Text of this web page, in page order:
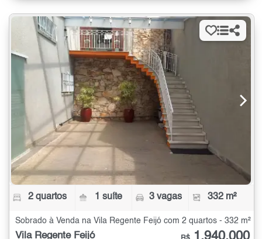
2 quartos 1 suíte 3 vagas 332 m²
Sobrado à Venda na Vila Regente Feijó com 2 quartos - 332 m²
Vila Regente Feijó